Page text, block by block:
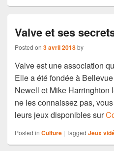
Valve et ses
Posted on 3 avril 2018by
Valve est une association
Elle a été fondée à
Newell et Mike Harringhton
ne les connaissez pas,
leurs jeux disponibles sur
Posted in Culture | Tagged Jeux